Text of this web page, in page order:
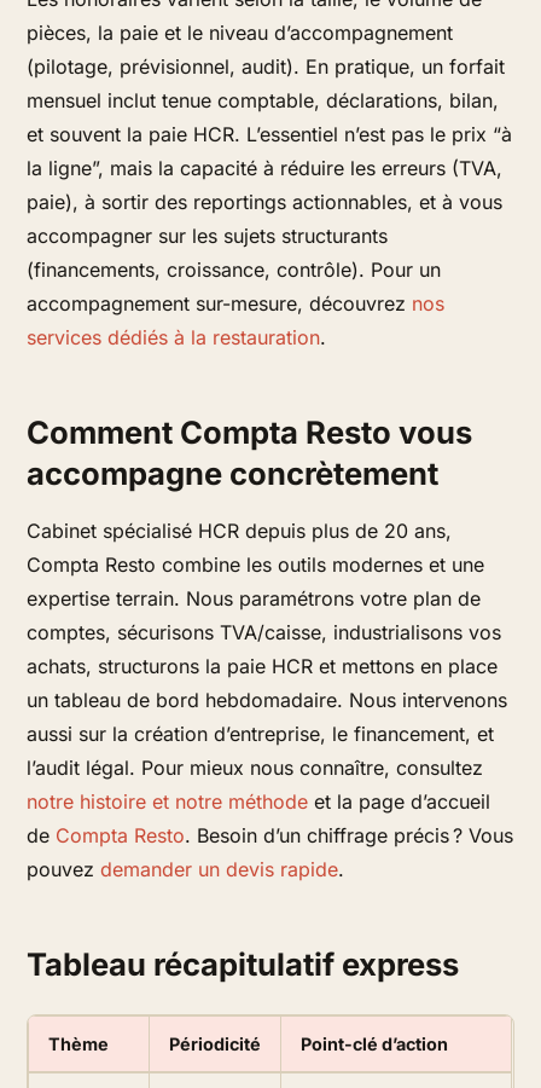
pièces, la paie et le niveau d’accompagnement
(pilotage, prévisionnel, audit). En pratique, un forfait
mensuel inclut tenue comptable, déclarations, bilan,
et souvent la paie HCR. L’essentiel n’est pas le prix “à
la ligne”, mais la capacité à réduire les erreurs (TVA,
paie), à sortir des reportings actionnables, et à vous
accompagner sur les sujets structurants
(financements, croissance, contrôle). Pour un
accompagnement sur-mesure, découvrez nos
services dédiés à la restauration.
Comment Compta Resto vous
accompagne concrètement
Cabinet spécialisé HCR depuis plus de 20 ans,
Compta Resto combine les outils modernes et une
expertise terrain. Nous paramétrons votre plan de
comptes, sécurisons TVA/caisse, industrialisons vos
achats, structurons la paie HCR et mettons en place
un tableau de bord hebdomadaire. Nous intervenons
aussi sur la création d’entreprise, le financement, et
l’audit légal. Pour mieux nous connaître, consultez
notre histoire et notre méthode et la page d’accueil
de Compta Resto. Besoin d’un chiffrage précis ? Vous
pouvezdemander un devis rapide.
Tableau récapitulatif express
Thème Périodicité Point-clé d’action